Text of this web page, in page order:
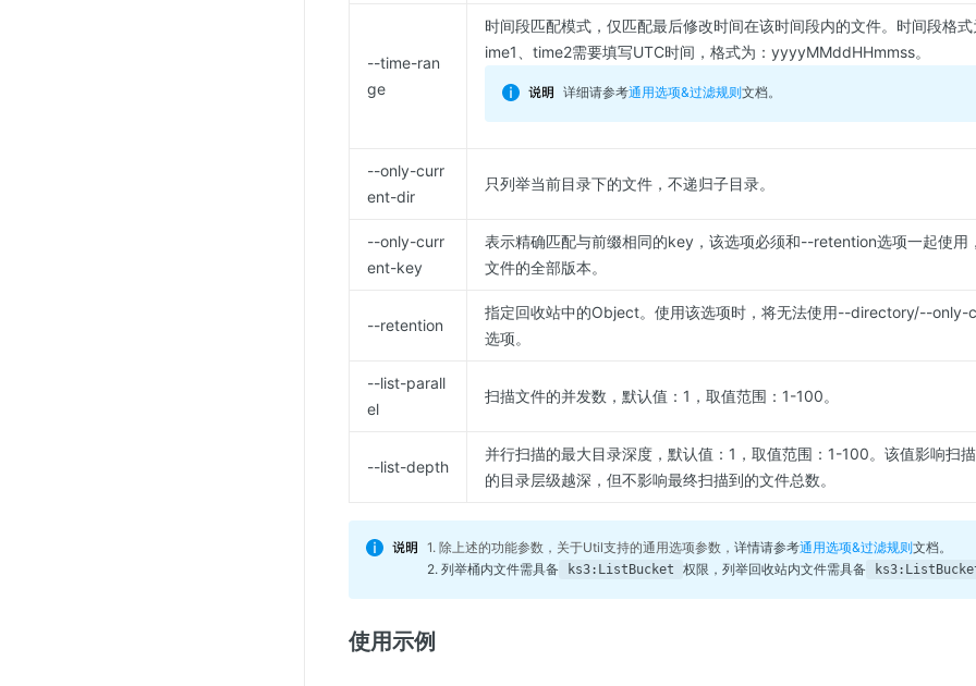
--time-ran
ge
时间段匹配模式，仅匹配最后修改时间在该时间段内的文件。时间段格
ime1、time2需要填写UTC时间，格式为：yyyyMMddHHmmss。
详细请参考通用选项&过滤规则文档。
--only-curr
ent-dir
只列举当前目录下的文件，不递归子目录。
--only-curr
ent-key
表示精确匹配与前缀相同的key，该选项必须和--retention选项一起使用
文件的全部版本。
--retention
指定回收站中的Object。使用该选项时，将无法使用--directory/--
选项。
--list-parall
el
扫描文件的并发数，默认值：1，取值范围：1-100。
--list-depth
并行扫描的最大目录深度，默认值：1，取值范围：1-100。该值影响扫
的目录层级越深，但不影响最终扫描到的文件总数。
1. 除上述的功能参数，关于Util支持的通用选项参数， 详情请参考通用选项&过滤规则文档。
2. 列举桶内文件需具备
ks3:ListBucket 权限，列举回收站内文件需具备
使用示例